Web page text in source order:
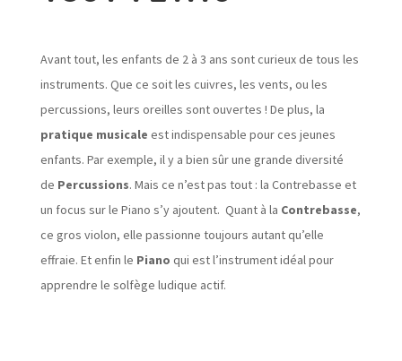
Avant tout, les enfants de 2 à 3 ans sont curieux de tous les
instruments. Que ce soit les cuivres, les vents, ou les
percussions, leurs oreilles sont ouvertes ! De plus, la
pratique musicale est indispensable pour ces jeunes
enfants. Par exemple, il y a bien sûr une grande diversité
de Percussions. Mais ce n’est pas tout : la Contrebasse et
un focus sur le Piano s’y ajoutent. Quant à la Contrebasse,
ce gros violon, elle passionne toujours autant qu’elle
effraie. Et enfin le Piano qui est l’instrument idéal pour
apprendre le solfège ludique actif.